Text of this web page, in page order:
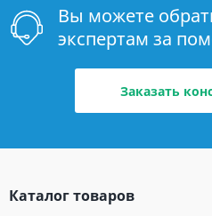
Вы можете
экспертам за
Заказать
Каталог товаров